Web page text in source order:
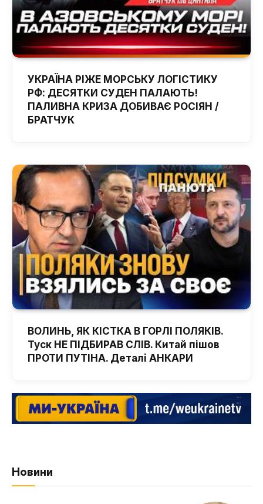
УКРАЇНА РІЖЕ МОРСЬКУ ЛОГІСТИКУ
РФ: ДЕСЯТКИ СУДЕН ПАЛАЮТЬ!
ПАЛИВНА КРИЗА ДОБИВАЄ РОСІЯН /
БРАТЧУК
ВОЛИНЬ, ЯК КІСТКА В ГОРЛІ ПОЛЯКІВ.
Туск НЕ ПІДБИРАВ СЛІВ. Китай пішов
ПРОТИ ПУТІНА. Деталі АНКАРИ
Новини